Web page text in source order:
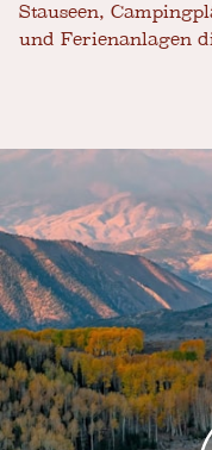
Stauseen,
und Ferienanlagen